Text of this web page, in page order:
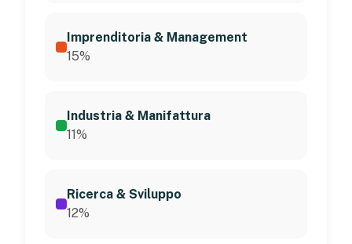
Imprenditoria & Management
15%
Industria & Manifattura
11%
Ricerca & Sviluppo
12%